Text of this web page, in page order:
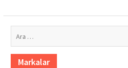
Markalar